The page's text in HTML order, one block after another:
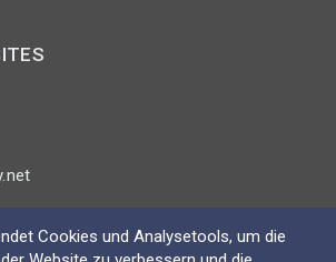
2026
Cookies und Analysetools, um die